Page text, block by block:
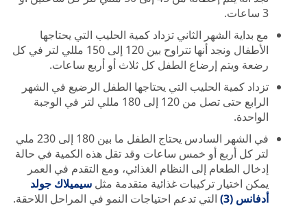
3 ساعات.
مع بداية الشهر الثاني تزداد كمية الحليب التي يحتاجها
الأطفال ونجد أنها تتراوح بين 120 إلى 150 مللي لتر في كل
رضعة ويتم إرضاع الطفل كل ثلاث أو أربع ساعات.
تزداد كمية الحليب التي يحتاجها الطفل الرضيع في الشهر
الرابع حتى تصل من 120 إلى 180 مللي لتر في الوجبة
الواحدة.
في الشهر السادس يحتاج الطفل ما بين 180 إلى 230 ملي
لتر كل أربع أو خمس ساعات وقد تقل هذه الكمية في حالة
إدخال الطعام إلى النظام الغذائي، ومع التقدم في العمر
يمكن اختيار تركيبات غذائية متقدمة مثل سيميلاك جولد
أدفانس (3)
التي تدعم احتياجات النمو في المراحل اللاحقة.